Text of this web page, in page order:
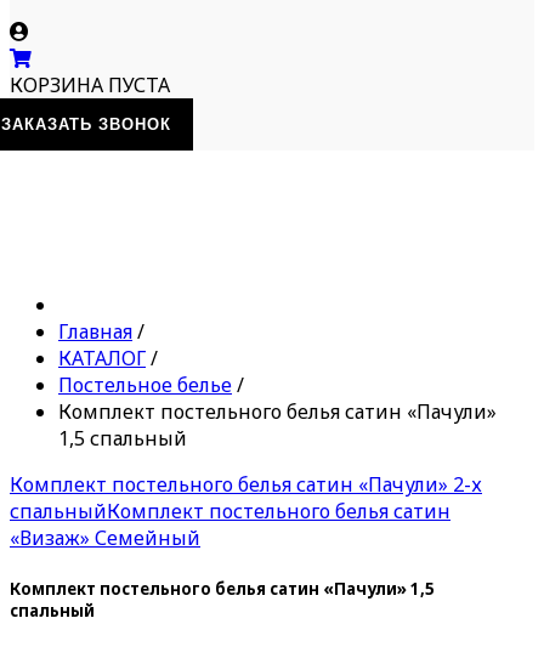
КОРЗИНА ПУСТА
ЗАКАЗАТЬ ЗВОНОК
Главная/
КАТАЛОГ/
Постельное белье/
Комплект постельного белья сатин «Пачули»
1,5 спальный
Комплект постельного белья сатин «Пачули» 2-х
спальныйКомплект постельного белья сатин
«Визаж» Семейный
Комплект постельного белья сатин «Пачули» 1,5
спальный